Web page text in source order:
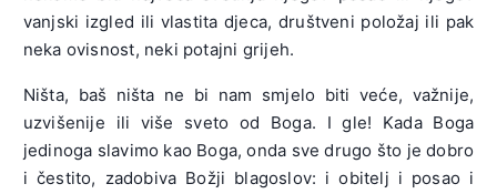
vanjski izgled ili vlastita djeca, društveni položaj ili pak
neka ovisnost, neki potajni grijeh.
Ništa, baš ništa ne bi nam smjelo biti veće, važnije,
uzvišenije ili više sveto od Boga. I gle! Kada Boga
jedinoga slavimo kao Boga, onda sve drugo što je dobro
i čestito, zadobiva Božji blagoslov: i obitelj i posao i